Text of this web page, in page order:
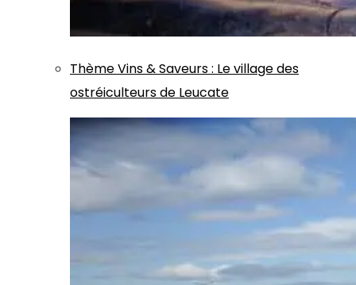
ThèmeVins & Saveurs: Le village des
ostréiculteurs de Leucate